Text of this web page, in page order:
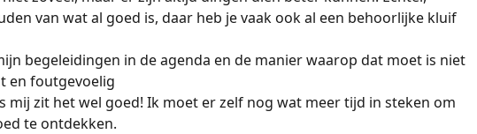
van wat al goed is, daar heb je vaak ook al een behoorlijke kluif
begeleidingen in de agenda en de manier waarop dat moet is niet
en foutgevoelig
mij zit het wel goed! Ik moet er zelf nog wat meer tijd in steken om
te ontdekken.